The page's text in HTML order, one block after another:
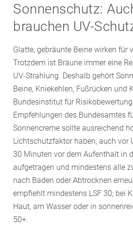
Sonnenschutz:
brauchen UV-
Glatte, gebräunte Beine wirken für
Trotzdem ist Bräune immer eine
UV-Strahlung. Deshalb gehört
Beine, Kniekehlen, Fußrücken und
Bundesinstitut für
Empfehlungen des Bundesamtes
Sonnencreme sollte ausreichend
Lichtschutzfaktor haben, auch vor
30 Minuten vor dem Aufenthalt in
aufgetragen und mindestens alle
nach Baden oder Abtrocknen
empfiehlt mindestens LSF 30; bei
Haut, am Wasser oder in
50+.